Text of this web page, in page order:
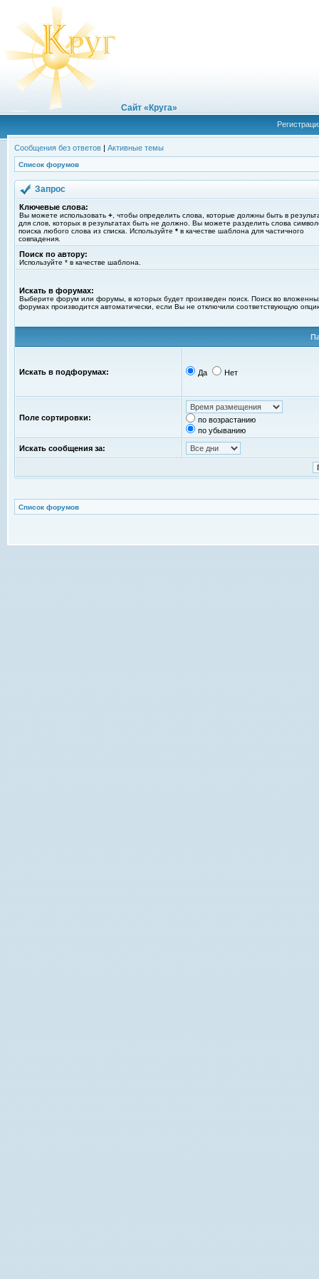
Сайт «Круга»
Сообщения без ответов | Активные темы
Список форумов
Запрос
Ключевые слова:
Вы можете использовать + , чтобы определить слова, которые должны быть в
для слов, которых в результатах быть не должно. Вы можете разделить слова
поиска любого слова из списка. Используйте * в качестве шаблона для частичного
совпадения.
Поиск по автору:
Используйте * в качестве шаблона.
Искать в форумах:
Выберите форум или форумы, в которых будет произведен поиск. Поиск во
форумах производится автоматически, если Вы не отключили соответствующую
Искать в подфорумах: Да Нет
Поле сортировки:
по возрастанию
по убыванию
Искать сообщения за:
Список форумов